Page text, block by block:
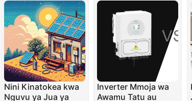
Nini Kinatokea kwa
Nguvu ya Jua ya
Inverter Mmoja wa
Awamu Tatu au